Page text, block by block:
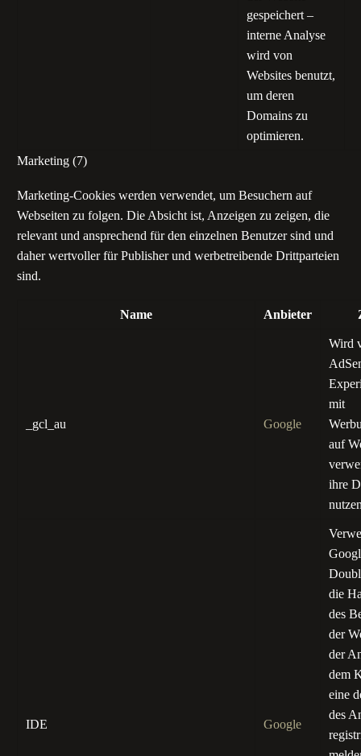
gespeichert –
interne Analyse
wird von
Websites benutzt,
um deren
Domains zu
optimieren.
Marketing (7)
Marketing-Cookies werden verwendet, um Besuchern auf
Webseiten zu folgen. Die Absicht ist, Anzeigen zu zeigen, die
relevant und ansprechend für den einzelnen Benutzer sind und
daher wertvoller für Publisher und werbetreibende Drittparteien
sind.
Name Anbieter
_gcl_au Google
Wird
mit
auf
ihre
IDE Google
die
des
der
der
dem
eine
des